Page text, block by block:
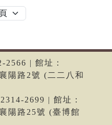
2566 | 館址：
陽路2號 (二二八和
2699 | 館址：
陽路25號 (臺博館